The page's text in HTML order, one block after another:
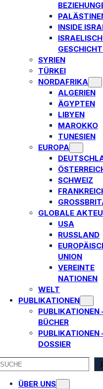
INSIDE
SYRIEN
TÜRKEI
NORDAFRIKA
ALGERIEN
ÄGYPTEN
LIBYEN
MAROKKO
TUNESIEN
EUROPA
SCHWEIZ
GLOBALE
USA
RUSSLAND
UNION
VEREINTE
NATIONEN
WELT
PUBLIKATIONEN
PUBLIKATIONEN
BÜCHER
PUBLIKATIONEN
DOSSIER
SEARCH
ÜBER UNS